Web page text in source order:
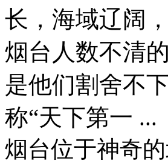
长，海域辽阔
烟台人数不清
是他们割舍不
称“天下第一 ...
烟台位于神奇